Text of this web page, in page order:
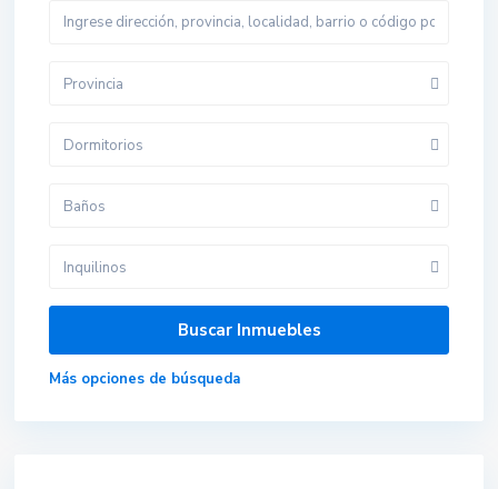
Provincia
Dormitorios
Baños
Inquilinos
Más opciones de búsqueda